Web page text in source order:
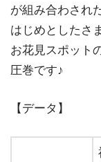
が組み合わされ
はじめとしたさ
お花見スポット
圧巻です♪
【データ】